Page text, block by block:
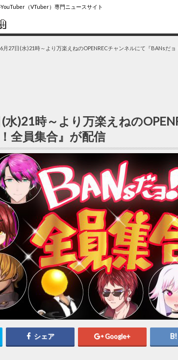
（VTuber）専門ニュースサイト
月27日(水)21時～より万楽えねのOPENRECチャンネルにて『BANsだ
水)21時～より万楽えねの
全員集合』が配信
シェア Google+